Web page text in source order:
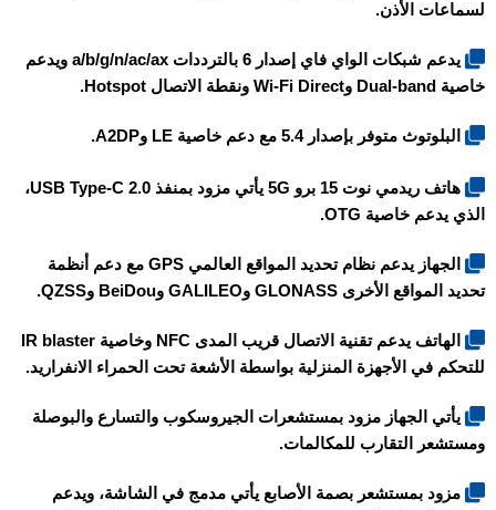
لسماعات الأذن.
يدعم شبكات الواي فاي إصدار 6 بالترددات a/b/g/n/ac/ax ويدعم
خاصية Dual-band وWi-Fi Direct ونقطة الاتصال Hotspot.
البلوتوث متوفر بإصدار 5.4 مع دعم خاصية LE وA2DP.
هاتف ريدمي نوت 15 برو 5G
يأتي مزود بمنفذ USB Type-C 2.0،
الذي يدعم خاصية OTG.
الجهاز يدعم نظام تحديد المواقع العالمي GPS مع دعم أنظمة
تحديد المواقع الأخرى GLONASS وGALILEO وBeiDou وQZSS.
الهاتف يدعم تقنية الاتصال قريب المدى NFC وخاصية IR blaster
للتحكم في الأجهزة المنزلية بواسطة الأشعة تحت الحمراء الانفراريد.
يأتي الجهاز مزود بمستشعرات الجيروسكوب والتسارع والبوصلة
ومستشعر التقارب للمكالمات.
مزود بمستشعر بصمة الأصابع يأتي مدمج في الشاشة، ويدعم